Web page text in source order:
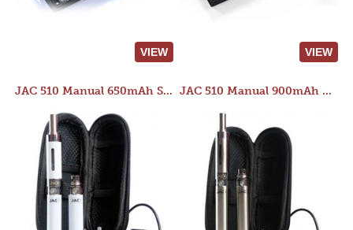
VIEW VIEW
JAC 510 Manual 650mAh Starter Kit JAC 510 Manual 900mAh Starter Kit